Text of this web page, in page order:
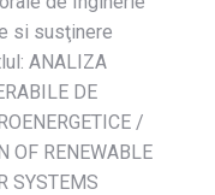
si susţinere
ANALIZA
DE
/
OF RENEWABLE
SYSTEMS